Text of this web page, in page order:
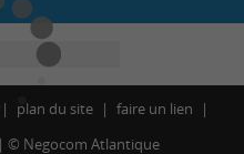
plan du site
faire un lien
© Negocom Atlantique